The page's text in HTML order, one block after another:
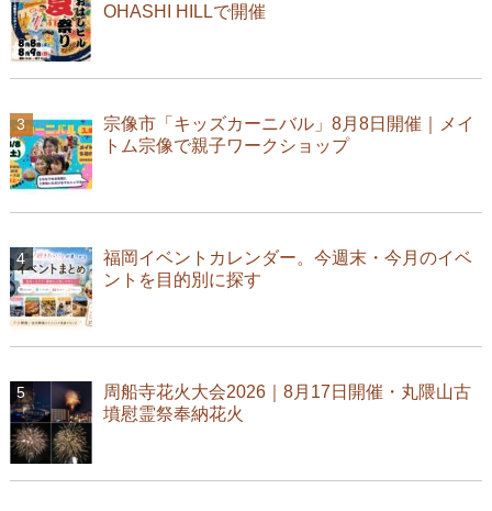
OHASHI HILLで開催
宗像市「キッズカーニバル」8月8日開催｜メイ
トム宗像で親子ワークショップ
福岡イベントカレンダー。今週末・今月のイベ
ントを目的別に探す
周船寺花火大会2026｜8月17日開催・丸隈山古
墳慰霊祭奉納花火